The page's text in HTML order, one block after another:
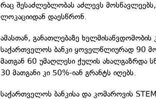
რაც შესაძლებლობას აძლევს მოსწავლეებს,
ლოკაციიდან დაესწრონ.
ამასთან, განათლებაზე
საქართველოს ბანკი ყოველწლიურად 90
მათგან 60 უმაღლესი ქულის ახალგაზრდა
30 მათგანი კი 50%-იან გრანტს იღებს.
საქართველოს ბანკისა და კომაროვის